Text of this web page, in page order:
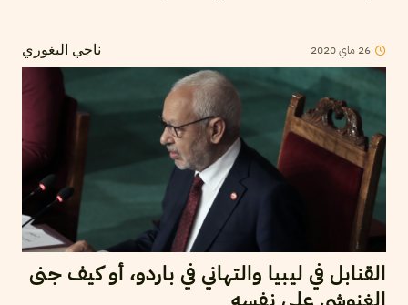
ناجي البغوري 26 ماي2020
القنابل في ليبيا والتهاني في باردو، أو كيف جنى